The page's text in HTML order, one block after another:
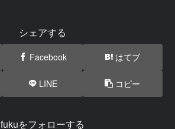
シェアする
Facebook はてブ
LINE コピー
fukuをフォローする